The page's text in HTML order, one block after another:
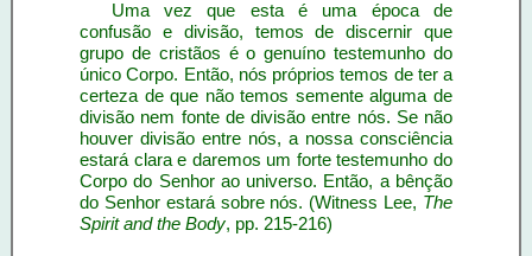
Uma vez que esta é uma época de
confusão e divisão, temos de discernir que
grupo de cristãos é o genuíno testemunho do
único Corpo. Então, nós próprios temos de ter a
certeza de que não temos semente alguma de
divisão nem fonte de divisão entre nós. Se não
houver divisão entre nós, a nossa consciência
estará clara e daremos um forte testemunho do
Corpo do Senhor ao universo. Então, a bênção
do Senhor estará sobre nós. (Witness Lee, The
Spirit and the Body, pp. 215-216)